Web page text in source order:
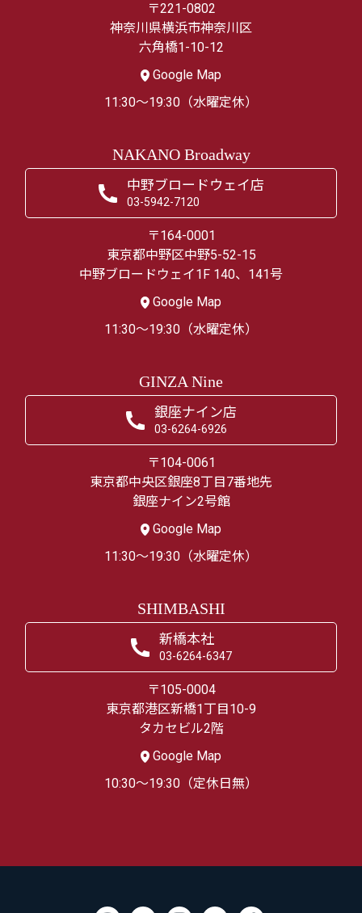
〒221-0802
神奈川県横浜市神奈川区
六角橋1-10-12
Google Map
11:30～19:30（水曜定休）
NAKANO Broadway
中野ブロードウェイ店
03-5942-7120
〒164-0001
東京都中野区中野5-52-15
中野ブロードウェイ1F 140、141号
Google Map
11:30～19:30（水曜定休）
GINZA Nine
銀座ナイン店
03-6264-6926
〒104-0061
東京都中央区銀座8丁目7番地先
銀座ナイン2号館
Google Map
11:30～19:30（水曜定休）
SHIMBASHI
新橋本社
03-6264-6347
〒105-0004
東京都港区新橋1丁目10-9
タカセビル2階
Google Map
10:30～19:30（定休日無）